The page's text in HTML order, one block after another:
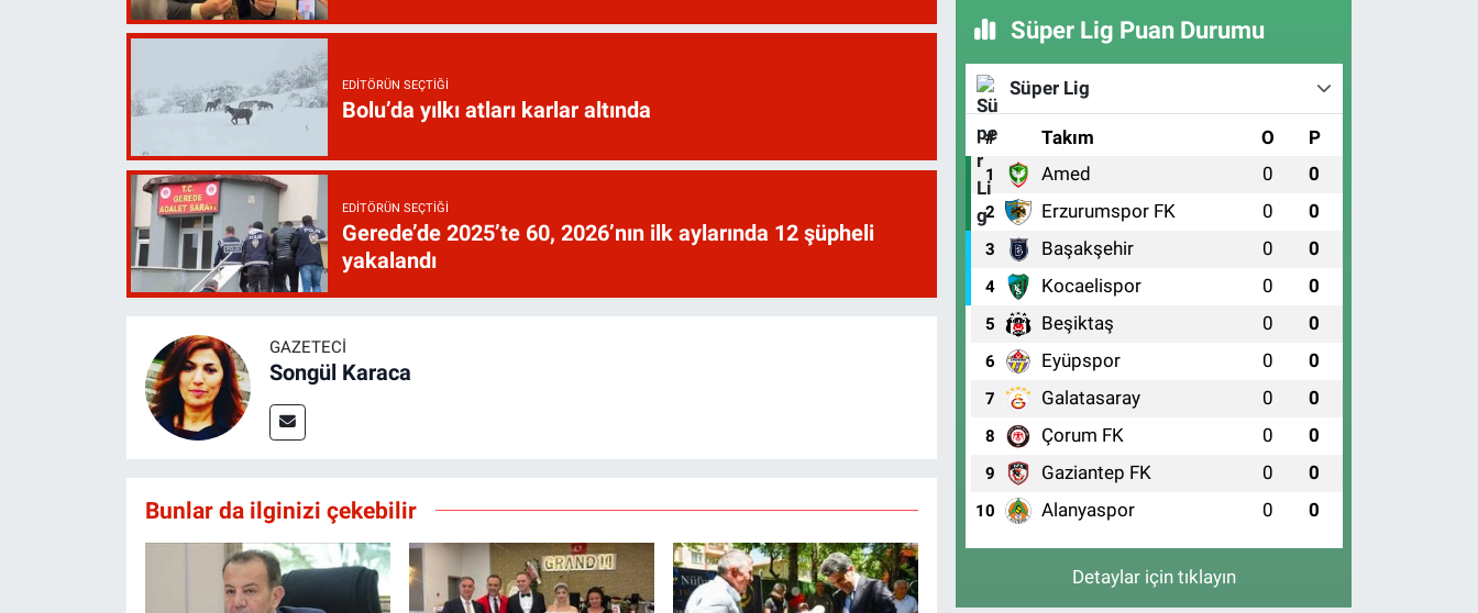
EDITÖRÜN SEÇTIĞI
Bolu’da yılkı atları karlar altında
EDITÖRÜN SEÇTIĞI
Gerede’de 2025’te 60, 2026’nın ilk aylarında 12 şüpheli
yakalandı
GAZETECI
Songül Karaca
Bunlar da ilginizi çekebilir
Süper Lig Puan Durumu
Süper Lig
# Takım O P
1 Amed 0 0
2 Erzurumspor FK 0 0
3 Başakşehir 0 0
4 Kocaelispor 0 0
5 Beşiktaş 0 0
6 Eyüpspor 0 0
7 Galatasaray 0 0
8 Çorum FK 0 0
9 Gaziantep FK 0 0
10 Alanyaspor 0 0
Detaylar için tıklayın